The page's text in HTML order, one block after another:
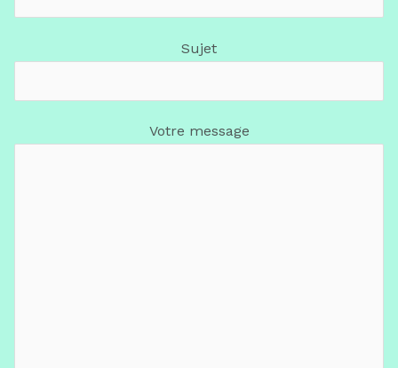
Sujet
Votre message